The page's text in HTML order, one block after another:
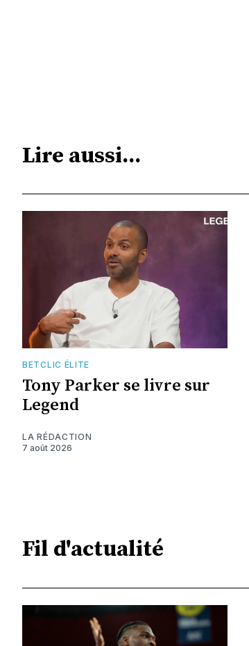
Lire aussi...
BETCLIC ÉLITE
Tony Parker se livre sur
Legend
LA RÉDACTION
7 août 2026
Fil d'actualité